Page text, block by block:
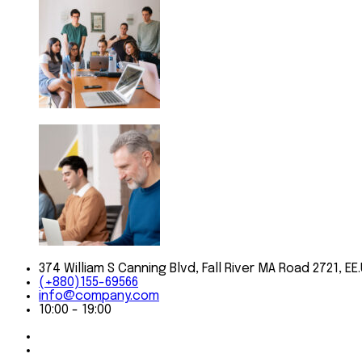
374 William S Canning Blvd, Fall River MA Road 2721,
(+880)155-69566
info@company.com
10:00 - 19:00